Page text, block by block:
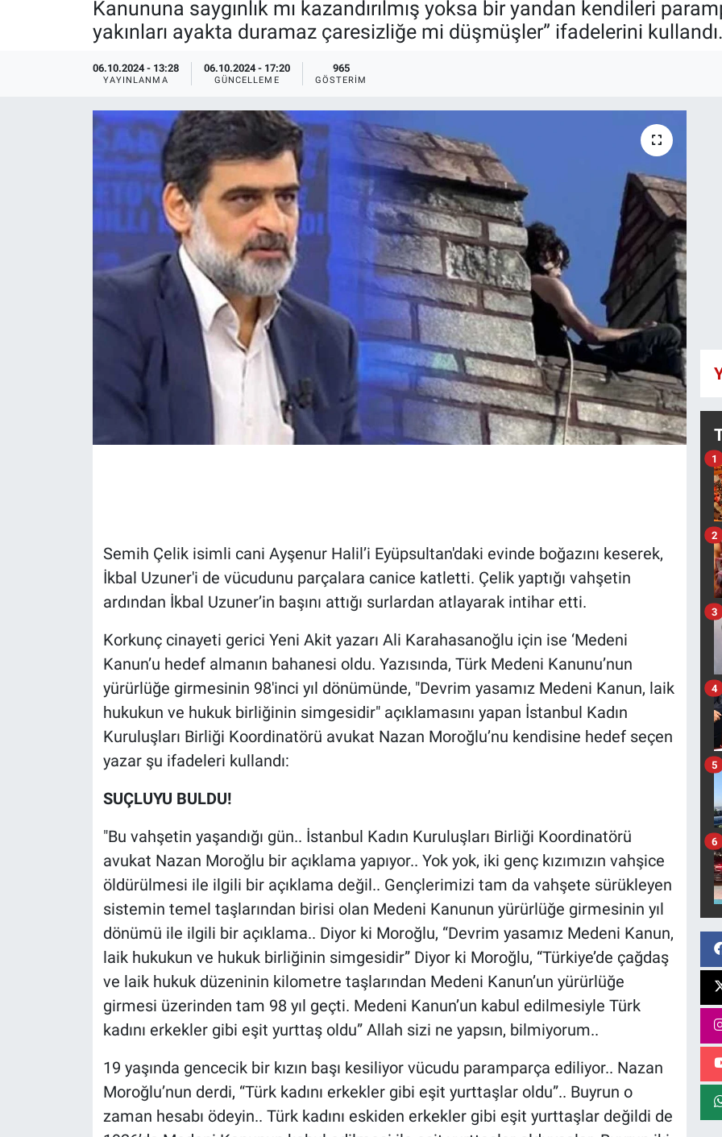
Kanununa saygınlık mı kazandırılmış yoksa bir yandan kendileri
yakınları ayakta duramaz çaresizliğe mi düşmüşler” ifadelerini kullandı.
06.10.2024 - 13:28
YAYINLANMA
06.10.2024 - 17:20
GÜNCELLEME
965
GÖSTERIM
Semih Çelik isimli cani Ayşenur Halil’i Eyüpsultan'daki evinde boğazını keserek,
İkbal Uzuner'i de vücudunu parçalara canice katletti. Çelik yaptığı vahşetin
ardından İkbal Uzuner’in başını attığı surlardan atlayarak intihar etti.
Korkunç cinayeti gerici Yeni Akit yazarı Ali Karahasanoğlu için ise ‘Medeni
Kanun’u hedef almanın bahanesi oldu. Yazısında, Türk Medeni Kanunu’nun
yürürlüğe girmesinin 98'inci yıl dönümünde, "Devrim yasamız Medeni Kanun, laik
hukukun ve hukuk birliğinin simgesidir" açıklamasını yapan İstanbul Kadın
Kuruluşları Birliği Koordinatörü avukat Nazan Moroğlu’nu kendisine hedef seçen
yazar şu ifadeleri kullandı:
SUÇLUYU BULDU!
"Bu vahşetin yaşandığı gün.. İstanbul Kadın Kuruluşları Birliği Koordinatörü
avukat Nazan Moroğlu bir açıklama yapıyor.. Yok yok, iki genç kızımızın vahşice
öldürülmesi ile ilgili bir açıklama değil.. Gençlerimizi tam da vahşete sürükleyen
sistemin temel taşlarından birisi olan Medeni Kanunun yürürlüğe girmesinin yıl
dönümü ile ilgili bir açıklama.. Diyor ki Moroğlu, “Devrim yasamız Medeni Kanun,
laik hukukun ve hukuk birliğinin simgesidir” Diyor ki Moroğlu, “Türkiye’de çağdaş
ve laik hukuk düzeninin kilometre taşlarından Medeni Kanun’un yürürlüğe
girmesi üzerinden tam 98 yıl geçti. Medeni Kanun’un kabul edilmesiyle Türk
kadını erkekler gibi eşit yurttaş oldu” Allah sizi ne yapsın, bilmiyorum..
19 yaşında gencecik bir kızın başı kesiliyor vücudu paramparça ediliyor.. Nazan
Moroğlu’nun derdi, “Türk kadını erkekler gibi eşit yurttaşlar oldu”.. Buyrun o
zaman hesabı ödeyin.. Türk kadını eskiden erkekler gibi eşit yurttaşlar değildi de
1
2
3
4
5
6
Ege'den Esintiler
Eğlence
Ekonomi
Gerçeğin İzinde
Gün Başlıyor
Gün Bitiyor
Gündem Özel
Koronavirüs
Kültür Sanat
Ne demişti
Programlar
Teknoloji
Türkiye'nin Geleceği
Türkiye'nin Gündemi
Yerel Yaşam
İletişim